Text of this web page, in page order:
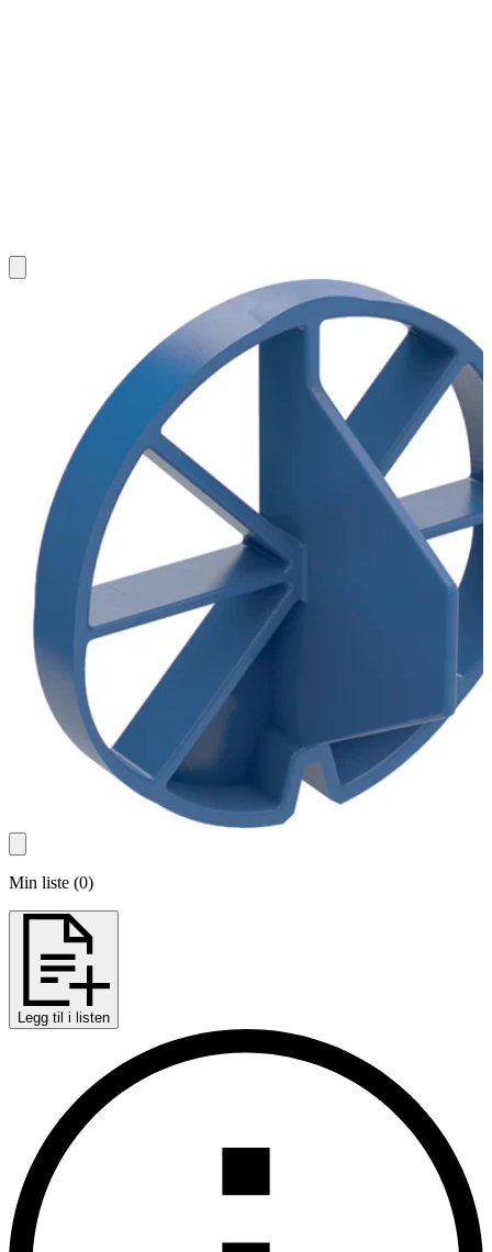
Min liste (0)
Legg til i listen